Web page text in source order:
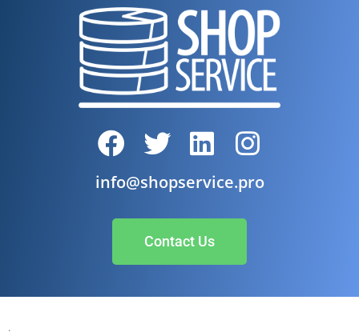
info@shopservice.pro
Contact Us
.